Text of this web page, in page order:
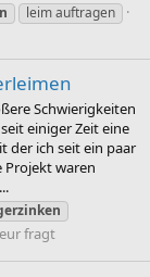
leim auftragen
Schwierigkeiten
einiger Zeit eine
der ich seit ein paar
Projekt waren
fragt